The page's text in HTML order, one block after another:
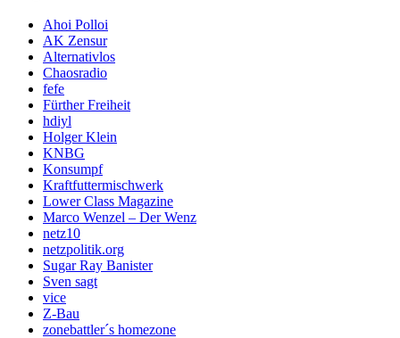
Ahoi Polloi
AK Zensur
Alternativlos
Chaosradio
fefe
Fürther Freiheit
hdiyl
Holger Klein
KNBG
Konsumpf
Kraftfuttermischwerk
Lower Class Magazine
Marco Wenzel – Der Wenz
netz10
netzpolitik.org
Sugar Ray Banister
Sven sagt
vice
Z-Bau
zonebattler´s homezone